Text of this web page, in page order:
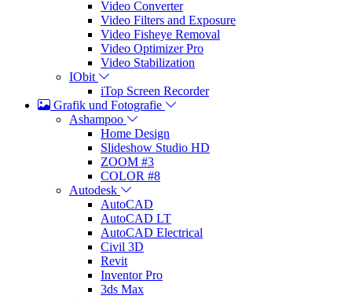
Video Converter
Video Filters and Exposure
Video Fisheye Removal
Video Optimizer Pro
Video Stabilization
IObit
iTop Screen Recorder
Grafik und Fotografie
Ashampoo
Home Design
Slideshow Studio HD
ZOOM #3
COLOR #8
Autodesk
AutoCAD
AutoCAD LT
AutoCAD Electrical
Civil 3D
Revit
Inventor Pro
3ds Max